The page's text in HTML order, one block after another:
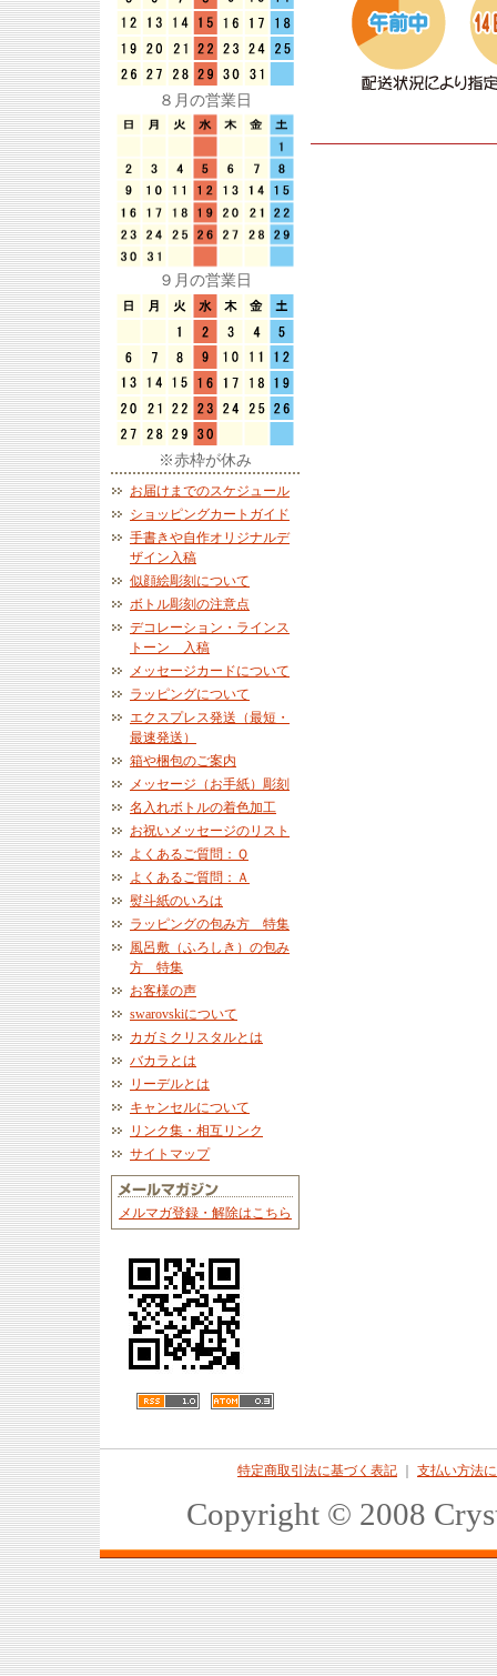
８月の営業日
９月の営業日
※赤枠が休み
お届けまでのスケジュール
ショッピングカートガイド
手書きや自作オリジナルデ
ザイン入稿
似顔絵彫刻について
ボトル彫刻の注意点
デコレーション・ラインス
トーン 入稿
メッセージカードについて
ラッピングについて
エクスプレス発送（最短・
最速発送）
箱や梱包のご案内
メッセージ（お手紙）彫刻
名入れボトルの着色加工
お祝いメッセージのリスト
よくあるご質問：Ｑ
よくあるご質問：Ａ
熨斗紙のいろは
ラッピングの包み方 特集
風呂敷（ふろしき）の包み
方 特集
お客様の声
swarovskiについて
カガミクリスタルとは
バカラとは
リーデルとは
キャンセルについて
リンク集・相互リンク
サイトマップ
メルマガ登録・解除はこちら
特定商取引法に基づく表記 支払い方法
Copyright © 2008